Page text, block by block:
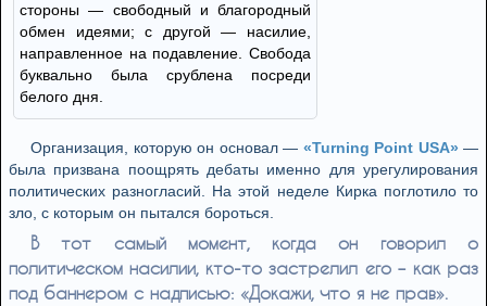
стороны — свободный и благородный
обмен идеями; с другой — насилие,
направленное на подавление. Свобода
буквально была срублена посреди
белого дня.
Организация, которую он основал — «Turning Point USA» —
была призвана поощрять дебаты именно для урегулирования
политических разногласий. На этой неделе Кирка поглотило то
зло, с которым он пытался бороться.
В тот самый момент, когда он говорил о
политическом насилии, кто-то застрелил его – как раз
под баннером с надписью: «Докажи, что я не прав».